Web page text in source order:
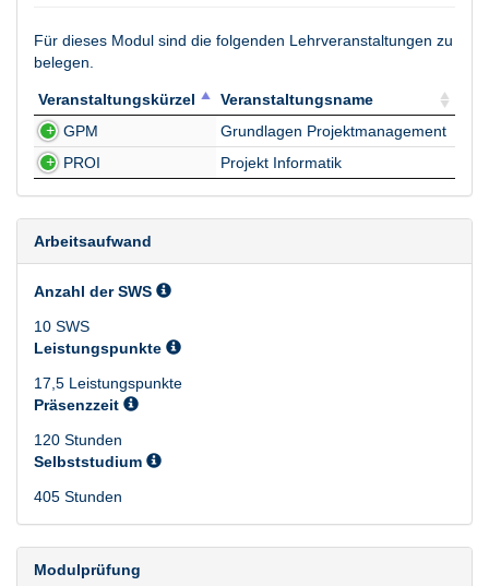
Für dieses Modul sind die folgenden Lehrveranstaltungen zu
belegen.
Veranstaltungskürzel
Veranstaltungsname
Veranstaltungskürzel
Veranstaltungsname
GPM
Grundlagen Projektmanagement
PROI
Projekt Informatik
Arbeitsaufwand
Anzahl der SWS
10 SWS
Leistungspunkte
17,5 Leistungspunkte
Präsenzzeit
120 Stunden
Selbststudium
405 Stunden
Modulprüfung